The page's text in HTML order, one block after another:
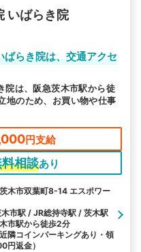
いばらき院
ばらき院は、交通アクセ
院は、阪急茨木市駅から徒
地のため、お買い物や仕事
円支給
相談あり
木市双葉町8-14 エスポワー
市駅 / JR総持寺駅 / 茨木駅
市駅から徒歩2分
隣コインパーキングあり・領
円返金）